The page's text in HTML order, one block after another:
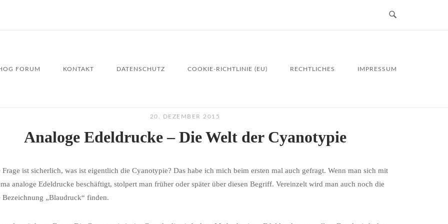
FORUM KONTAKT DATENSCHUTZ COOKIE-RICHTLINIE (EU) RECHTLICHES IMPRESSUM
20. DEZEMBER 2015
Analoge Edeldrucke – Die Welt der Cyanotypie
Frage ist sicherlich, was ist eigentlich die Cyanotypie? Das habe ich mich beim ersten mal auch gefragt. Wenn man sich mit
analoge Edeldrucke beschäftigt, stolpert man früher oder später über diesen Begriff. Vereinzelt wird man auch noch die
Bezeichnung „Blaudruck“ finden.